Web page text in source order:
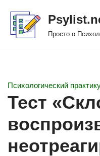
Перейти
Просто о
Психологический
Тест